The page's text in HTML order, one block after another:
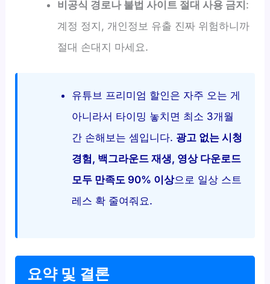
비공식 경로나 불법 사이트 절대 사용 금지 :
계정 정지, 개인정보 유출 진짜 위험하니까
절대 손대지 마세요.
유튜브 프리미엄 할인은 자주 오는 게
아니라서 타이밍 놓치면 최소 3개월
간 손해보는 셈입니다. 광고 없는 시청
경험, 백그라운드 재생, 영상 다운로드
모두 만족도 90% 이상으로 일상 스트
레스 확 줄여줘요.
요약 및 결론